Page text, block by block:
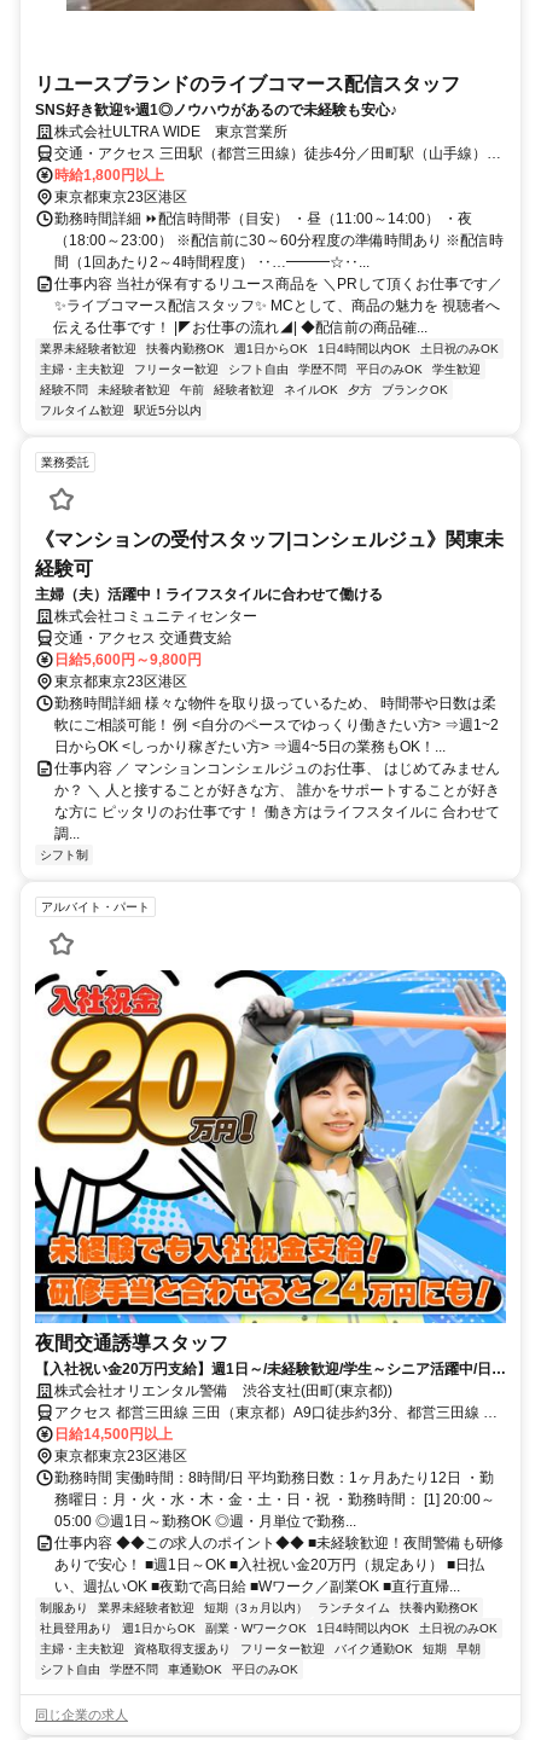
リユースブランドのライブコマース配信スタッフ
SNS好き歓迎✨週1◎ノウハウがあるので未経験も安心♪
株式会社ULTRA WIDE 東京営業所
交通・アクセス 三田駅（都営三田線）徒歩4分／田町駅（山手線）徒
歩9分
時給1,800円以上
東京都東京23区港区
勤務時間詳細 ⏩配信時間帯（目安） ・昼（11:00～14:00） ・夜
（18:00～23:00） ※配信前に30～60分程度の準備時間あり ※配信時
間（1回あたり2～4時間程度） ‥…━━━☆‥...
仕事内容 当社が保有するリユース商品を ＼PRして頂くお仕事です／
✨ライブコマース配信スタッフ✨ MCとして、商品の魅力を 視聴者へ
伝える仕事です！ |◤お仕事の流れ◢| ◆配信前の商品確...
業界未経験者歓迎 扶養内勤務OK 週1日からOK 1日4時間以内OK
土日祝のみOK
主婦・主夫歓迎
フリーター歓迎 シフト自由 学歴不問 平日のみOK
学生歓迎
経験不問
未経験者歓迎 午前 経験者歓迎 ネイルOK 夕方
ブランクOK
フルタイム歓迎
駅近5分以内
業務委託
《マンションの受付スタッフ|コンシェルジュ》関東未
経験可
主婦（夫）活躍中！ライフスタイルに合わせて働ける
株式会社コミュニティセンター
交通・アクセス 交通費支給
日給5,600円～9,800円
東京都東京23区港区
勤務時間詳細 様々な物件を取り扱っているため、 時間帯や日数は柔
軟にご相談可能！ 例 <自分のペースでゆっくり働きたい方> ⇒週1~2
日からOK <しっかり稼ぎたい方> ⇒週4~5日の業務もOK！...
仕事内容 ／ マンションコンシェルジュのお仕事、 はじめてみません
か？ ＼ 人と接することが好きな方、 誰かをサポートすることが好き
な方に ピッタリのお仕事です！ 働き方はライフスタイルに 合わせて
調...
シフト制
アルバイト・パート
夜間交通誘導スタッフ
【入社祝い金20万円支給】週1日～/未経験歓迎/学生～シニア活躍中/日払
い・週払いOK/履歴書不要！
株式会社オリエンタル警備 渋谷支社(田町(東京都))
アクセス 都営三田線 三田（東京都）A9口徒歩約3分、都営三田線 芝
公園A1口徒歩約7分、ＪＲ山手線 田町（東京都）三田口(西口)徒歩約
8分 (面接地/渋谷支社)東京都渋谷区渋谷3-13-11 TKビル3F
日給14,500円以上
東京都東京23区港区
勤務時間 実働時間：8時間/日 平均勤務日数：1ヶ月あたり12日 ・勤
務曜日：月・火・水・木・金・土・日・祝 ・勤務時間： [1] 20:00～
05:00 ◎週1日～勤務OK ◎週・月単位で勤務...
仕事内容 ◆◆この求人のポイント◆◆ ■未経験歓迎！夜間警備も研修
ありで安心！ ■週1日～OK ■入社祝い金20万円（規定あり） ■日払
い、週払いOK ■夜勤で高日給 ■Wワーク／副業OK ■直行直帰...
制服あり 業界未経験者歓迎 短期（3ヵ月以内） ランチタイム
扶養内勤務OK
社員登用あり
週1日からOK 副業・WワークOK 1日4時間以内OK
土日祝のみOK
主婦・主夫歓迎
資格取得支援あり フリーター歓迎 バイク通勤OK 短期
早朝
シフト自由
学歴不問 車通勤OK 平日のみOK
同じ企業の求人